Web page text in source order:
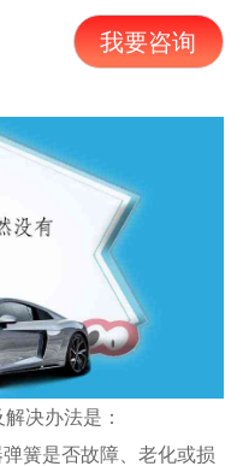
我要咨询
决办法是：
簧是否故障、老化或损